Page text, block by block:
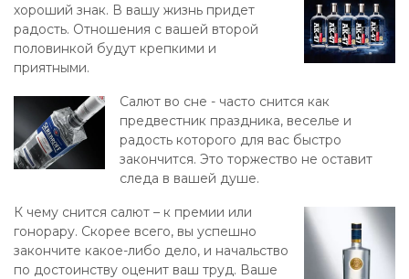
хороший знак. В вашу жизнь придет
радость. Отношения с вашей второй
половинкой будут крепкими и
приятными.
Салют во сне - часто снится как
предвестник праздника, веселье и
радость которого для вас быстро
закончится. Это торжество не оставит
следа в вашей душе.
К чему снится салют – к премии или
гонорару. Скорее всего, вы успешно
закончите какое-либо дело, и начальство
по достоинству оценит ваш труд. Ваше